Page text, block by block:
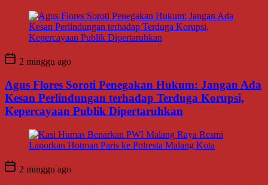
2 minggu ago
Agus Flores Soroti Penegakan Hukum: Jangan Ada
Kesan Perlindungan terhadap Terduga Korupsi,
Kepercayaan Publik Dipertaruhkan
2 minggu ago